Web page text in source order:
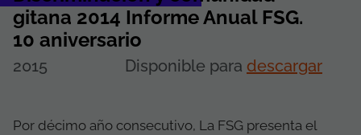
gitana 2014 Informe Anual FSG.
10 aniversario
2015 Disponible para descargar
Por décimo año consecutivo, La FSG presenta el